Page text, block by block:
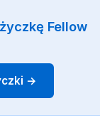
Fellow
→